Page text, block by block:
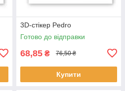
3D-стікер Pedro
Готово до відправки
68,85 ₴ 76,50 ₴
Купити